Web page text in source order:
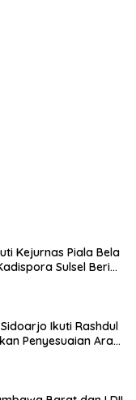
Kejurnas Piala Bela
Sulsel Beri
Ikuti Rashdul
Penyesuaian Arah